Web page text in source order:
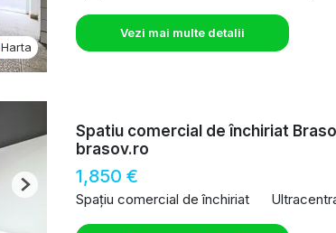
Harta
Vezi mai multe detalii
Next
Spatiu comercial de închiriat
brasov.ro
1,850 €
Spațiu comercial de închiriat